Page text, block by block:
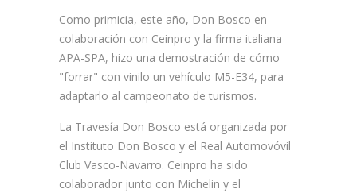
Como primicia, este año, Don Bosco en
colaboración con Ceinpro y la firma italiana
APA-SPA, hizo una demostración de cómo
"forrar" con vinilo un vehículo M5-E34, para
adaptarlo al campeonato de turismos.
La Travesía Don Bosco está organizada por
el Instituto Don Bosco y el Real Automovóvil
Club Vasco-Navarro. Ceinpro ha sido
colaborador junto con Michelin y el